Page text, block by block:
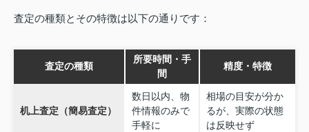
査定の種類とその特徴は以下の通りです：
査定の種類
所要時間・手
間
精度・特徴
机上査定（簡易査定）
数日以内、物
件情報のみで
手軽に
相場の目安が分か
るが、実際の状態
は反映せず